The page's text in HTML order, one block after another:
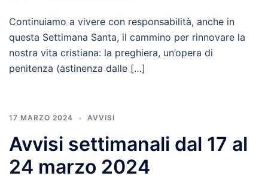
Continuiamo a vivere con responsabilità, anche in
questa Settimana Santa, il cammino per rinnovare la
nostra vita cristiana: la preghiera, un’opera di
penitenza (astinenza dalle […]
17 MARZO 2024 AVVISI
Avvisi settimanali dal 17 al
24 marzo 2024